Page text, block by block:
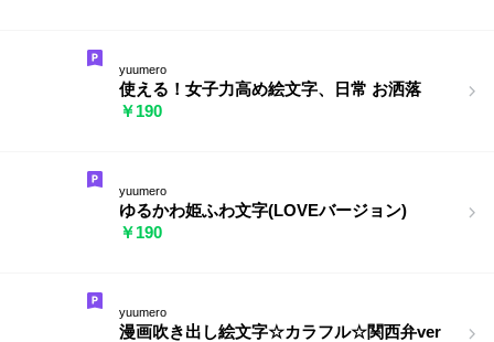
yuumero
使える！女子力高め絵文字、日常 お洒落
￥190
yuumero
ゆるかわ姫ふわ文字(LOVEバージョン)
￥190
yuumero
漫画吹き出し絵文字☆カラフル☆関西弁ver